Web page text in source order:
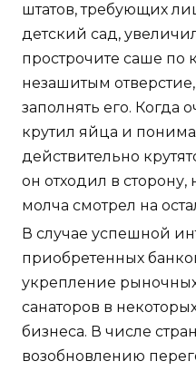
штатов, требующих
детский сад,
прострочите саше по
незашитым
заполнять его. Когда
крутил яйца и
действительно
он отходил в сторону,
молча смотрел на
В случае успешной
приобретенных
укрепление
санаторов в
бизнеса. В числе
возобновлению